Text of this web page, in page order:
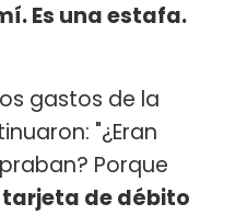
Es una estafa.
gastos de la
"¿Eran
Porque
de débito